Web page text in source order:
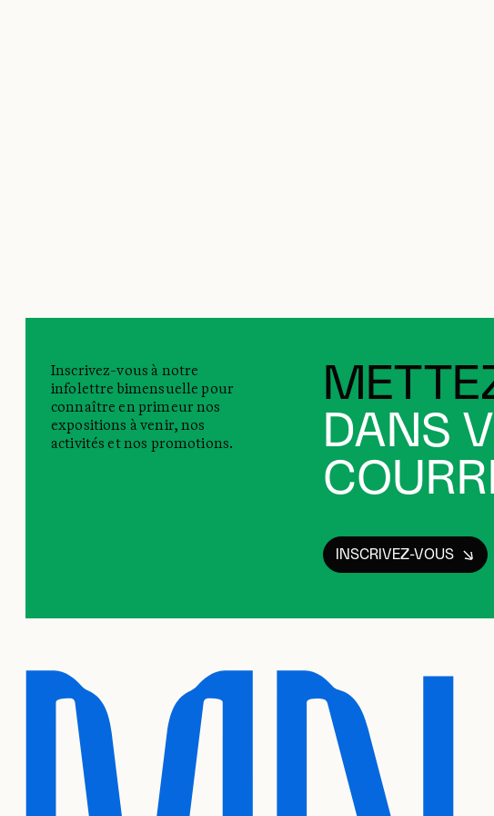
DANS
Inscrivez-vous à notre
infolettre bimensuelle pour
connaître en primeur nos
expositions à venir, nos
activités et nos promotions.
INSCRIVEZ-VOUS